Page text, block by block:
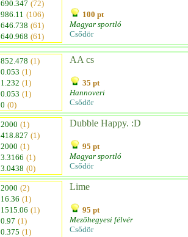
690.347 (72)
986.11 (106)
646.738 (61)
640.968 (61)
100 pt
Magyar sportló
Csődör
852.478 (1)
0.053 (1)
1.232 (1)
0.053 (1)
0 (0)
AA cs
35 pt
Hannoveri
Csődör
2000 (1)
418.827 (1)
2000 (1)
3.3166 (1)
3.0438 (0)
Dubble Happy. :D
95 pt
Magyar sportló
Csődör
2000 (2)
16.36 (1)
1515.06 (1)
0.97 (1)
0.375 (1)
Lime
95 pt
Mezőhegyesi félvér
Csődör